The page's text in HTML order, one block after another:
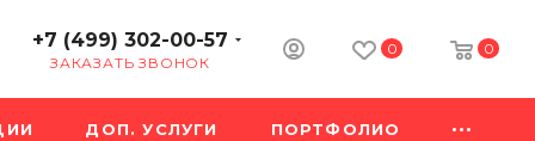
+7 (499) 302-00-57
ЗАКАЗАТЬ ЗВОНОК
0 0
ДОП. УСЛУГИ ПОРТФОЛИО